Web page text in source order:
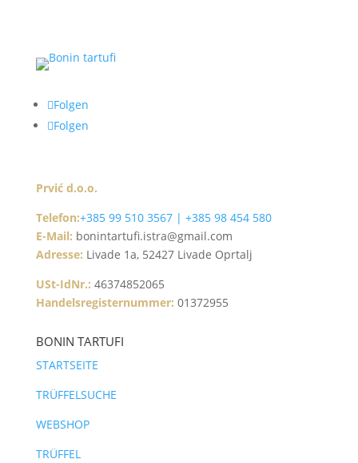
Folgen
Folgen
Prvić d.o.o.
Telefon:+385 99 510 3567 | +385 98 454 580
E-Mail: bonintartufi.istra@gmail.com
Adresse: Livade 1a, 52427 Livade Oprtalj
USt-IdNr.: 46374852065
Handelsregisternummer: 01372955
BONIN TARTUFI
STARTSEITE
TRÜFFELSUCHE
WEBSHOP
TRÜFFEL